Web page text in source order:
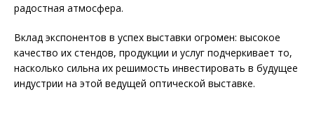
радостная атмосфера.
Вклад экспонентов в успех выставки огромен: высокое
качество их стендов, продукции и услуг подчеркивает то,
насколько сильна их решимость инвестировать в будущее
индустрии на этой ведущей оптической выставке.